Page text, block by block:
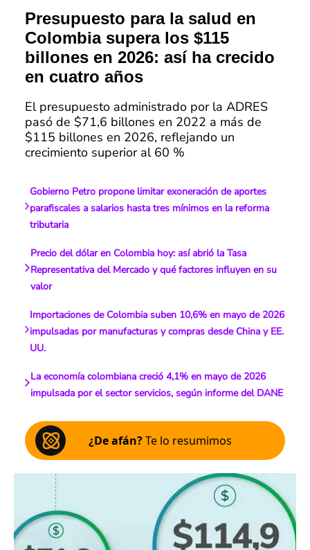
Presupuesto para la salud en
Colombia supera los $115
billones en 2026: así ha crecido
en cuatro años
El presupuesto administrado por la ADRES
pasó de $71,6 billones en 2022 a más de
$115 billones en 2026, reflejando un
crecimiento superior al 60 %
Gobierno Petro propone limitar exoneración de aportes
parafiscales a salarios hasta tres mínimos en la reforma
tributaria
Precio del dólar en Colombia hoy: así abrió la Tasa
Representativa del Mercado y qué factores influyen en su
valor
Importaciones de Colombia suben 10,6% en mayo de 2026
impulsadas por manufacturas y compras desde China y EE.
UU.
La economía colombiana creció 4,1% en mayo de 2026
impulsada por el sector servicios, según informe del DANE
¿De afán?Te lo resumimos